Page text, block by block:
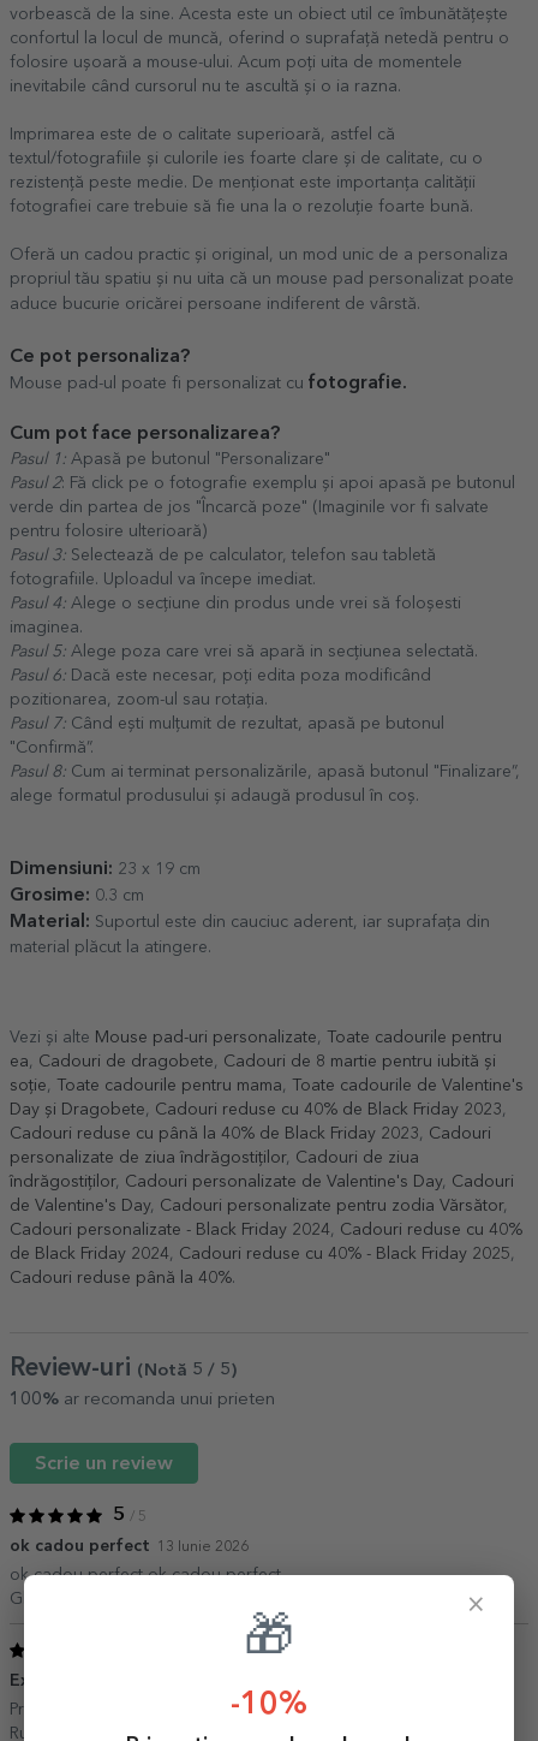
vorbească de la sine. Acesta este un obiect util ce îmbunătățește
confortul la locul de muncă, oferind o suprafață netedă pentru o
folosire ușoară a mouse-ului. Acum poți uita de momentele
inevitabile când cursorul nu te ascultă și o ia razna.
Imprimarea este de o calitate superioară, astfel că
textul/fotografiile și culorile ies foarte clare și de calitate, cu o
rezistență peste medie. De menționat este importanța calității
fotografiei care trebuie să fie una la o rezoluție foarte bună.
Oferă un cadou practic și original, un mod unic de a personaliza
propriul tău spatiu și nu uita că un mouse pad personalizat poate
aduce bucurie oricărei persoane indiferent de vârstă.
Ce pot personaliza?
Mouse pad-ul poate fi personalizat cu fotografie.
Cum pot face personalizarea?
Pasul 1: Apasă pe butonul "Personalizare"
Pasul 2: Fă click pe o fotografie exemplu și apoi apasă pe butonul
verde din partea de jos "Încarcă poze" (Imaginile vor fi salvate
pentru folosire ulterioară)
Pasul 3: Selectează de pe calculator, telefon sau tabletă
fotografiile. Uploadul va începe imediat.
Pasul 4: Alege o secțiune din produs unde vrei să foloșesti
imaginea.
Pasul 5: Alege poza care vrei să apară in secțiunea selectată.
Pasul 6: Dacă este necesar, poți edita poza modificând
pozitionarea, zoom-ul sau rotația.
Pasul 7: Când ești mulțumit de rezultat, apasă pe butonul
"Confirmă”.
Pasul 8: Cum ai terminat personalizările, apasă butonul "Finalizare”,
alege formatul produsului și adaugă produsul în coș.
Dimensiuni: 23 x 19 cm
Grosime: 0.3 cm
Material: Suportul este din cauciuc aderent, iar suprafața din
material plăcut la atingere.
Vezi și alte Mouse pad-uri personalizate, Toate cadourile pentru
ea, Cadouri de dragobete, Cadouri de 8 martie pentru iubită și
soție, Toate cadourile pentru mama, Toate cadourile de Valentine's
Day și Dragobete, Cadouri reduse cu 40% de Black Friday 2023,
Cadouri reduse cu până la 40% de Black Friday 2023, Cadouri
personalizate de ziua îndrăgostiților, Cadouri de ziua
îndrăgostiților, Cadouri personalizate de Valentine's Day, Cadouri
de Valentine's Day, Cadouri personalizate pentru zodia Vărsător,
Cadouri personalizate - Black Friday 2024, Cadouri reduse cu 40%
de Black Friday 2024, Cadouri reduse cu 40% - Black Friday 2025,
Cadouri reduse până la 40%.
Review-uri (Notă 5 / 5 )
100% ar recomanda unui prieten
Scrie un review
5 / 5
ok cadou perfect 13 Iunie 2026
ok cadou perfect ok cadou perfect
Gheba Dumitru,
Exact cum am vrut
Primesti exact ceea ce comanzi, servicii 10/10
Ruben,
Timisoara
×
🎁
-10%